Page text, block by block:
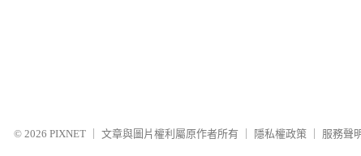
© 2026 PIXNET 文章與圖片權利屬原作者所有 隱私權政策 服務聲